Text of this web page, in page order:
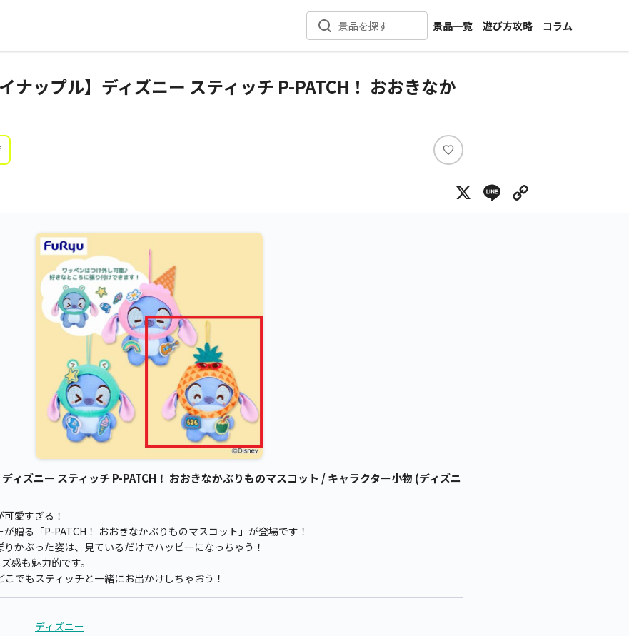
景品を探す
景品一覧
新着景品
カテゴリ一覧
遊び方攻略
コラム
インタビュー
ナップル】ディズニー スティッチ P-PATCH！ おおきなか
い
ね
X Line
ィズニー スティッチ P-PATCH！ おおきなかぶりものマスコット / キャラクター小物 (ディズニ
愛すぎる！
贈る「P-PATCH！ おおきなかぶりものマスコット」が登場です！
かぶった姿は、見ているだけでハッピーになっちゃう！
感も魅力的です。
でもスティッチと一緒にお出かけしちゃおう！
ディズニー